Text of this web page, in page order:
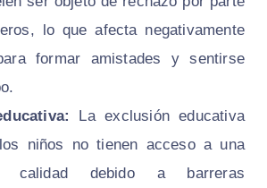
lo que afecta negativamente
formar amistades y sentirse
La exclusión educativa
niños no tienen acceso a una
calidad debido a barreras